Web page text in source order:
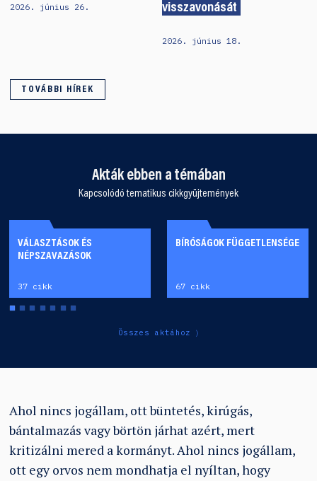
2026. június 26.
visszavonását
2026. június 18.
TOVÁBBI HÍREK
Akták ebben a témában
Kapcsolódó tematikus cikkgyüjtemények
VÁLASZTÁSOK ÉS
NÉPSZAVAZÁSOK
37 cikk
BÍRÓSÁGOK FÜGGETLENSÉGE
67 cikk
Összes aktához
Ahol nincs jogállam, ott büntetés, kirúgás,
bántalmazás vagy börtön járhat azért, mert
kritizálni mered a kormányt. Ahol nincs jogállam,
ott egy orvos nem mondhatja el nyíltan, hogy